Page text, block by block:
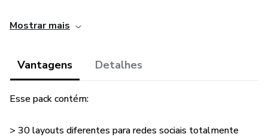
- Como editar as artes online;
- Como colocar minha logo no Corel Draw.
Mostrar mais
Vantagens Detalhes
Esse pack contém:
> 30 layouts diferentes para redes sociais totalmente